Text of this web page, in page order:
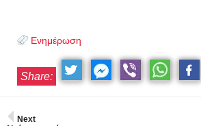
Ενημέρωση
Share:
Next